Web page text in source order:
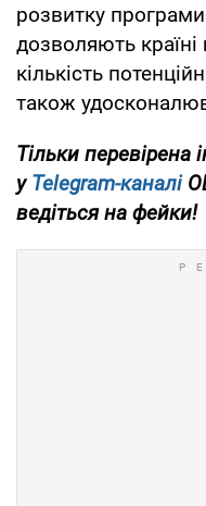
розвитку
дозволяють
кількість
також
Тільки перевірена
уTelegram-каналі
ведіться на фейки!